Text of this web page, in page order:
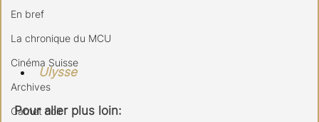
En bref
La chronique du MCU
Cinéma Suisse
Archives
Carnet noir
Ulysse
Pour aller plus loin: